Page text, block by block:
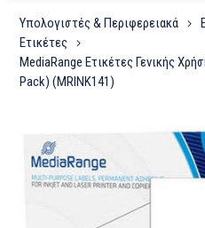
Υπολογιστές & Περιφερειακά
Ετικέτες
MediaRange Ετικέτες Γενικής
Pack) (MRINK141)